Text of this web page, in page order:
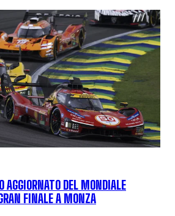
AGGIORNATO DEL MONDIALE
FINALE A MONZA